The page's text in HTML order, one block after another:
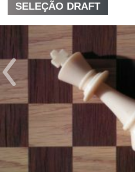
SELEÇÃO DRAFT